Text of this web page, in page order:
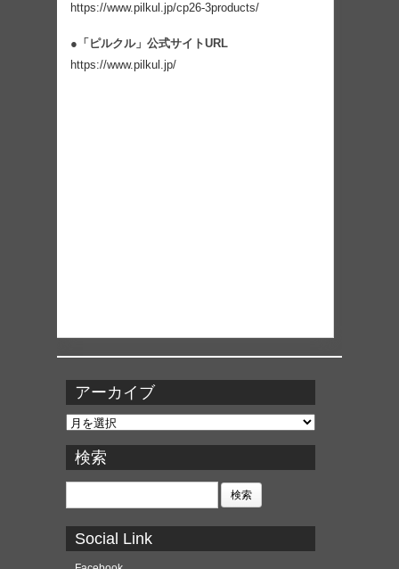
https://www.pilkul.jp/cp26-3products/
●「ピルクル」公式サイトURL
https://www.pilkul.jp/
アーカイブ
ア
カ
イ
ブ
検索
検
Social Link